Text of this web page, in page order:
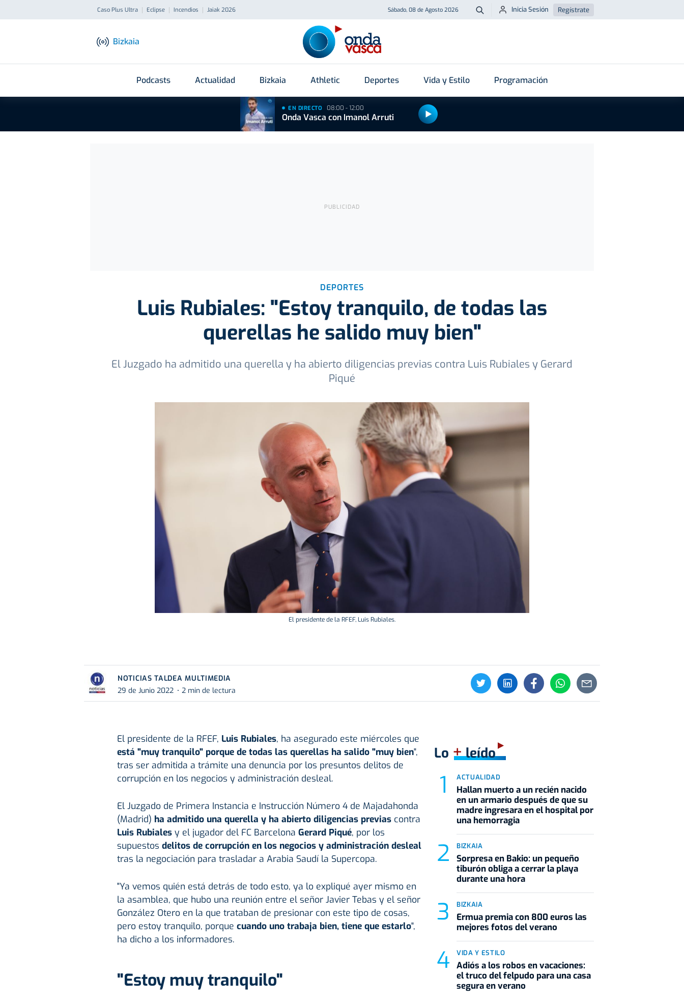
Caso Plus Ultra Eclipse Incendios Jaiak 2026 Sábado, 08 de Agosto 2026 Buscar
Inicia Sesión Regístrate
Bizkaia
Podcasts Actualidad Bizkaia Athletic Deportes Vida y Estilo Programación
EN DIRECTO 08:00 - 12:00
Onda Vasca con Imanol Arruti
DEPORTES
Luis Rubiales: "Estoy tranquilo, de todas las
querellas he salido muy bien"
El Juzgado ha admitido una querella y ha abierto diligencias previas contra Luis Rubiales y Gerard
Piqué
El presidente de la RFEF, Luis Rubiales.
NOTICIAS TALDEA MULTIMEDIA
29 de Junio 2022
2 min de lectura
El presidente de la RFEF, Luis Rubiales, ha asegurado este miércoles que
está "muy tranquilo" porque de todas las querellas ha salido "muy bien",
tras ser admitida a trámite una denuncia por los presuntos delitos de
corrupción en los negocios y administración desleal.
El Juzgado de Primera Instancia e Instrucción Número 4 de Majadahonda
(Madrid) ha admitido una querella y ha abierto diligencias previascontra
Luis Rubialesy el jugador del FC Barcelona Gerard Piqué, por los
supuestos delitos de corrupción en los negocios y administración desleal
tras la negociación para trasladar a Arabia Saudí la Supercopa.
"Ya vemos quién está detrás de todo esto, ya lo expliqué ayer mismo en
la asamblea, que hubo una reunión entre el señor Javier Tebas y el señor
González Otero en la que trataban de presionar con este tipo de cosas,
pero estoy tranquilo, porque cuando uno trabaja bien, tiene que estarlo",
ha dicho a los informadores.
"Estoy muy tranquilo"
Lo +leído
ACTUALIDAD
Hallan muerto a un recién nacido
en un armario después de que su
madre ingresara en el hospital por
una hemorragia
BIZKAIA
Sorpresa en Bakio: un pequeño
tiburón obliga a cerrar la playa
durante una hora
BIZKAIA
Ermua premia con 800 euros las
mejores fotos del verano
VIDA Y ESTILO
Adiós a los robos en vacaciones:
el truco del felpudo para una casa
segura en verano